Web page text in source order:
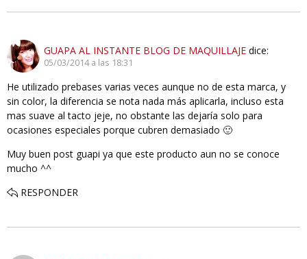
GUAPA AL INSTANTE BLOG DE MAQUILLAJE dice:
05/03/2014 a las 18:31
He utilizado prebases varias veces aunque no de esta marca, y
sin color, la diferencia se nota nada más aplicarla, incluso esta
mas suave al tacto jeje, no obstante las dejaría solo para
ocasiones especiales porque cubren demasiado 🙂
Muy buen post guapi ya que este producto aun no se conoce
mucho ^^
RESPONDER